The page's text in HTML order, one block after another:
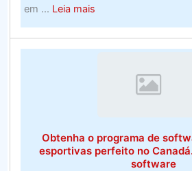
em ... Leia maisabout
10
melhores
Obtenha o programa de
esportivas perfeito no
software